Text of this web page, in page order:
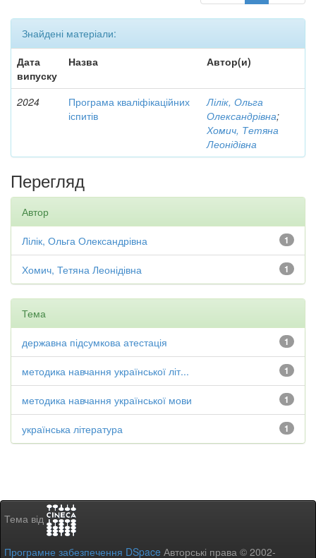
Знайдені матеріали:
Дата
випуску
Назва Автор(и)
2024
Програма кваліфікаційних
іспитів
Лілік, Ольга
Олександрівна;
Хомич, Тетяна
Леонідівна
Перегляд
Автор
1
Лілік, Ольга Олександрівна
1
Хомич, Тетяна Леонідівна
Тема
1
державна підсумкова атестація
1
методика навчання української літ...
1
методика навчання української мови
1
українська література
Тема від
Програмне забезпечення DSpace Авторські права © 2002-